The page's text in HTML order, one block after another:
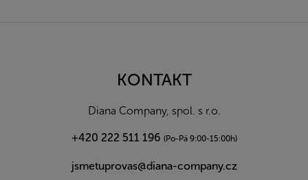
KONTAKT
Diana Company, spol. s r.o.
+420 222 511 196 (Po-Pá 9:00-15:00h)
jsmetuprovas@diana-company.cz